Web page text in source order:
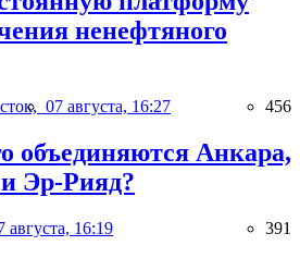
ненефтяного
07 августа, 16:27 456
объединяются Анкара,
Эр-Рияд?
августа, 16:19 391